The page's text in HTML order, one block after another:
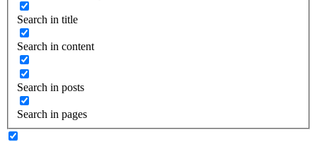
Search in title
Search in content
Search in posts
Search in pages